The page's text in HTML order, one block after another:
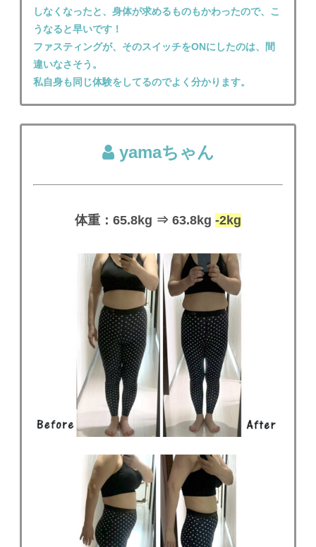
しなくなったと、身体が求めるものもかわったので、こ
うなると早いです！
ファスティングが、そのスイッチをONにしたのは、間
違いなさそう。
私自身も同じ体験をしてるのでよく分かります。
yamaちゃん
体重：65.8kg ⇒ 63.8kg -2kg